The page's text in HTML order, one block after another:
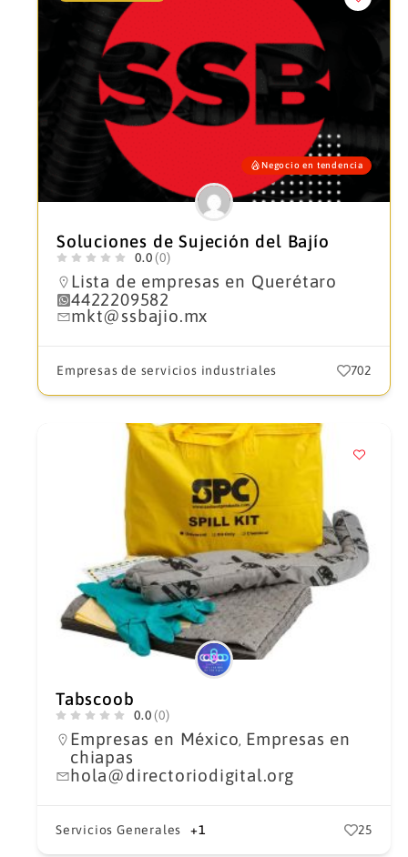
Negocio en tendencia
Soluciones de Sujeción del Bajío
0.0 (0)
Lista de empresas en Querétaro
4422209582
mkt@ssbajio.mx
Empresas de servicios industriales 702
Tabscoob
0.0 (0)
Empresas en México, Empresas en
chiapas
hola@directoriodigital.org
Servicios Generales +1 25